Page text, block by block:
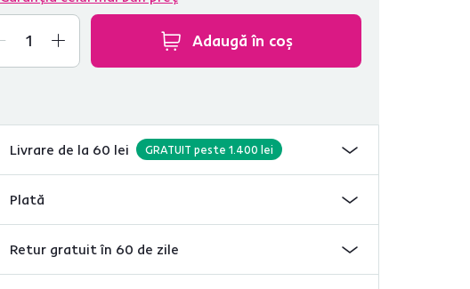
Adaugă în coș
Livrare de la 60 lei GRATUIT peste 1.400 lei
Plată
Retur gratuit în 60 de zile